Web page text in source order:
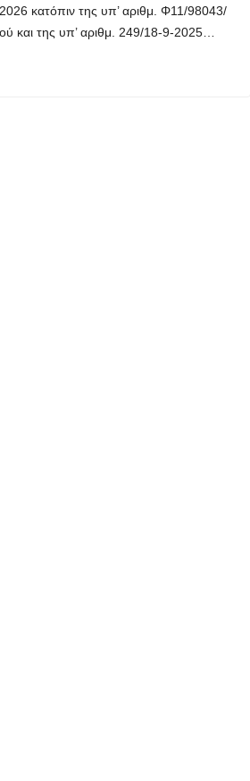
κατόπιν της υπ’ αριθμ. Φ11/98043/
και της υπ’ αριθμ. 249/18-9-2025…